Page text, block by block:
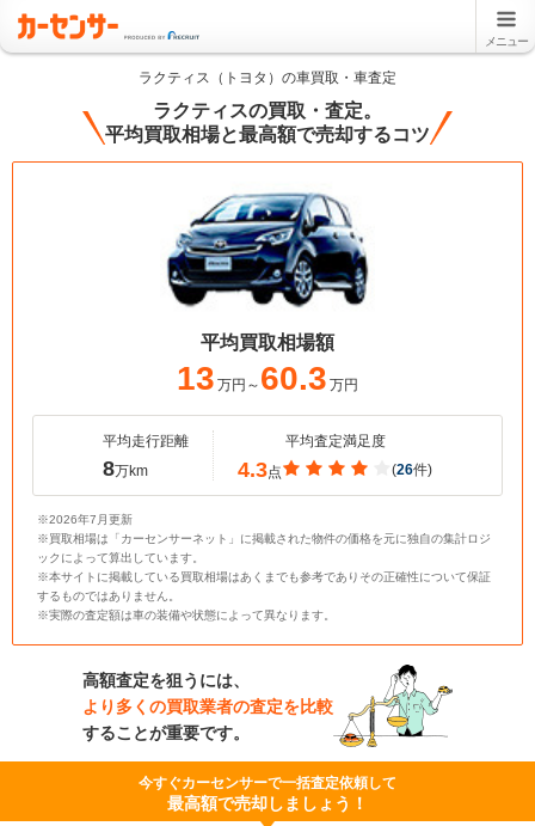
メニュー
ラクティス（トヨタ）の車買取・車査定
ラクティスの買取・査定。
平均買取相場と最高額で売却するコツ
平均買取相場額
13 万円～ 60.3 万円
平均走行距離
8万km
平均査定満足度
4.3点 (26件)
※2026年7月更新
※買取相場は「カーセンサーネット」に掲載された物件の価格を元に独自の集計ロジ
ックによって算出しています。
※本サイトに掲載している買取相場はあくまでも参考でありその正確性について保証
するものではありません。
※実際の査定額は車の装備や状態によって異なります。
高額査定を狙うには、
より多くの買取業者の査定を比較
することが重要です。
今すぐカーセンサーで一括査定依頼して
最高額で売却しましょう！